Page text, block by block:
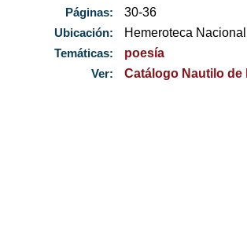
Páginas:
30-36
Ubicación:
Hemeroteca
Temáticas:
poesía
Ver:
Catálogo Nautilo de